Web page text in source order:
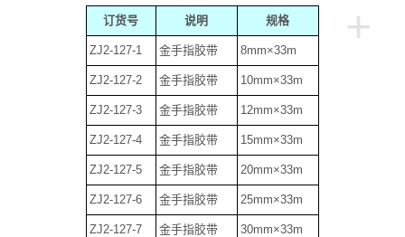
+
订货号 说明 规格
ZJ2-127-1 金手指胶带 8mm×33m
ZJ2-127-2 金手指胶带 10mm×33m
ZJ2-127-3 金手指胶带 12mm×33m
ZJ2-127-4 金手指胶带 15mm×33m
ZJ2-127-5 金手指胶带 20mm×33m
ZJ2-127-6 金手指胶带 25mm×33m
ZJ2-127-7 金手指胶带 30mm×33m